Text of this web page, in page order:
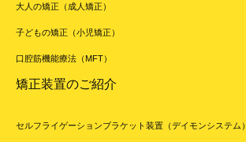
大人の矯正（成人矯正）
子どもの矯正（小児矯正）
口腔筋機能療法（MFT）
矯正装置のご紹介
セルフライゲーションブラケット装置（デイモンシステム）